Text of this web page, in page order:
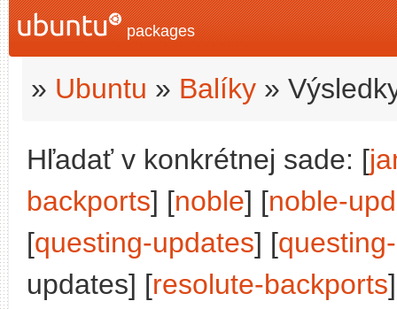
packages
» Ubuntu » Balíky »
Hľadať v konkrétnej sade: [
backports] [noble] [noble-
[questing-updates] [
updates] [resolute-backports